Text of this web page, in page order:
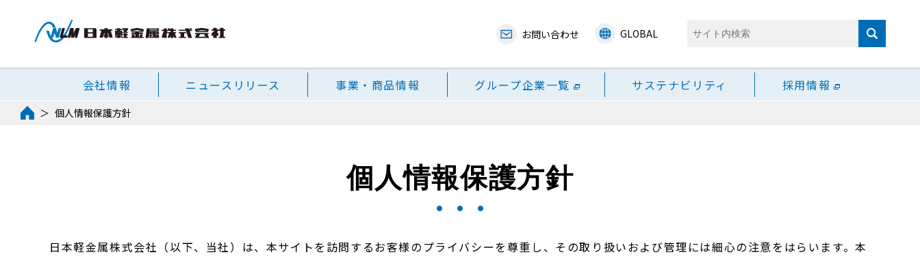
お問い合わせ GLOBAL
会社情報 ニュースリリース 事業・商品情報 グループ企業一覧 サステナビリティ 採用情報
個人情報保護方針
個人情報保護方針
日本軽金属株式会社（以下、当社）は、本サイトを訪問するお客様のプライバシーを尊重し、その取り扱いおよび管理には細心の注意をはらいます。本